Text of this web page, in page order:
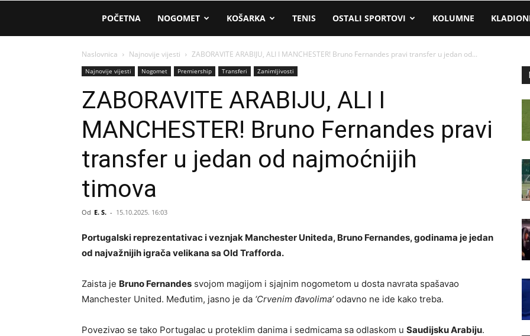
AM
Sport
POČETNA NOGOMET KOŠARKA TENIS OSTALI SPORTOVI KOLUMNE
Naslovnica Najnovije vijesti ZABORAVITE ARABIJU, ALI I MANCHESTER! Bruno Fernandes pravi transfer u jedan od...
Najnovije vijesti Nogomet Premiership Transferi Zanimljivosti
ZABORAVITE ARABIJU, ALI I
MANCHESTER! Bruno Fernandes pravi
transfer u jedan od najmoćnijih
timova
Od E. S. - 15.10.2025. 16:03
Portugalski reprezentativac i veznjak Manchester Uniteda, Bruno Fernandes, godinama je jedan
od najvažnijih igrača velikana sa Old Trafforda.
Zaista je Bruno Fernandes svojom magijom i sjajnim nogometom u dosta navrata spašavao
Manchester United. Međutim, jasno je da ‘Crvenim đavolima’odavno ne ide kako treba.
Povezivao se tako Portugalac u proteklim danima i sedmicama sa odlaskom u Saudijsku Arabiju.